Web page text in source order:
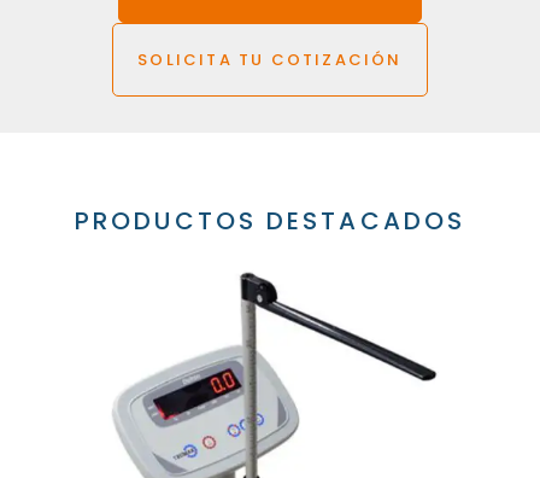
SOLICITA TU COTIZACIÓN
PRODUCTOS DESTACADOS